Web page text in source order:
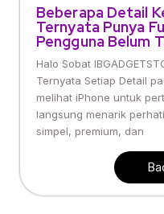
Beberapa Detail
Ternyata Punya
Pengguna Belum
Halo Sobat
Ternyata Setiap Detail
melihat iPhone untuk
langsung menarik
simpel, premium, dan